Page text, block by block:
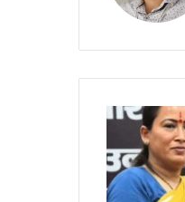
C
धा
मी
ने